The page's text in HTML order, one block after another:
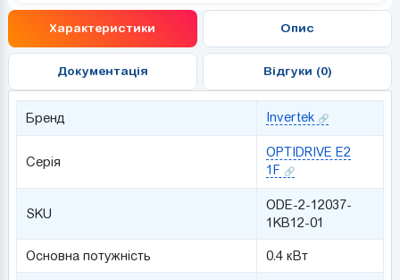
Характеристики Опис
Документація Відгуки (0)
Бренд Invertek
Серія
OPTIDRIVE E2
1F
SKU
ODE-2-12037-
1KB12-01
Основна потужність 0.4 кВт